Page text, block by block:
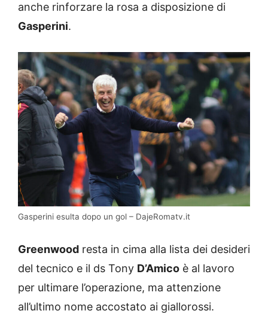
anche rinforzare la rosa a disposizione di
Gasperini.
Gasperini esulta dopo un gol – DajeRomatv.it
Greenwood resta in cima alla lista dei desideri
del tecnico e il ds Tony D’Amico è al lavoro
per ultimare l’operazione, ma attenzione
all’ultimo nome accostato ai giallorossi.